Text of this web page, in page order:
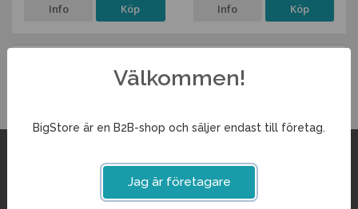
Info Köp Info Köp
De uppgifter du matar in kommer endast användas till våra
nyhetsbrev.
Välkommen!
BigStore är en B2B-shop och säljer endast till företag.
Jag är företagare